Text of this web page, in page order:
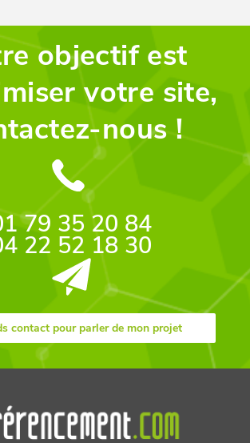
objectif est
votre site,
nous !
79 35 20 84
22 52 18 30
contact pour parler de mon projet